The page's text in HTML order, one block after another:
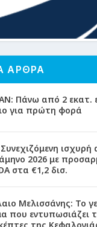
ΑΡΘΡΑ
Πάνω από 2 εκατ.
για πρώτη φορά
2026 με
στα €1,2 δισ.
Μελισσάνης: Το
που εντυπωσιάζει